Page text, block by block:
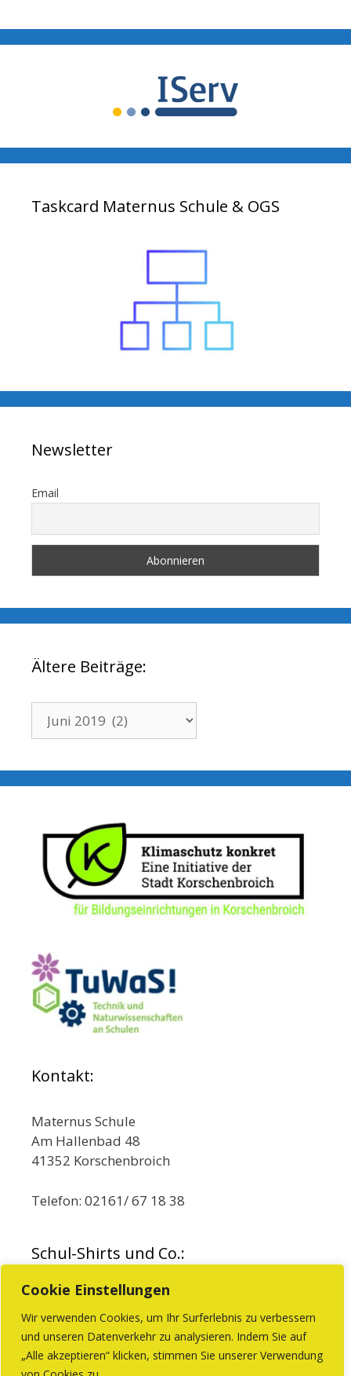
Cookie Einstellungen
Wir verwenden Cookies, um Ihr Surferlebnis zu verbessern
und unseren Datenverkehr zu analysieren. Indem Sie auf
„Alle akzeptieren“ klicken, stimmen Sie unserer Verwendung
Taskcard Maternus Schule & OGS
Newsletter
Email
Ältere Beiträge:
Beiträge:
Kontakt:
Maternus Schule
Am Hallenbad 48
41352 Korschenbroich
Telefon: 02161/ 67 18 38
Schul-Shirts und Co.:
Beim Förderverein können Sie Produkte mit
dem Schullogo kaufen.